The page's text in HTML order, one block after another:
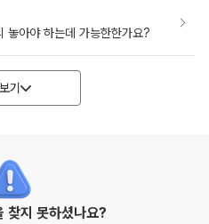
놓아야 하는데 가능한한가요?
기
찾지 못하셨나요?